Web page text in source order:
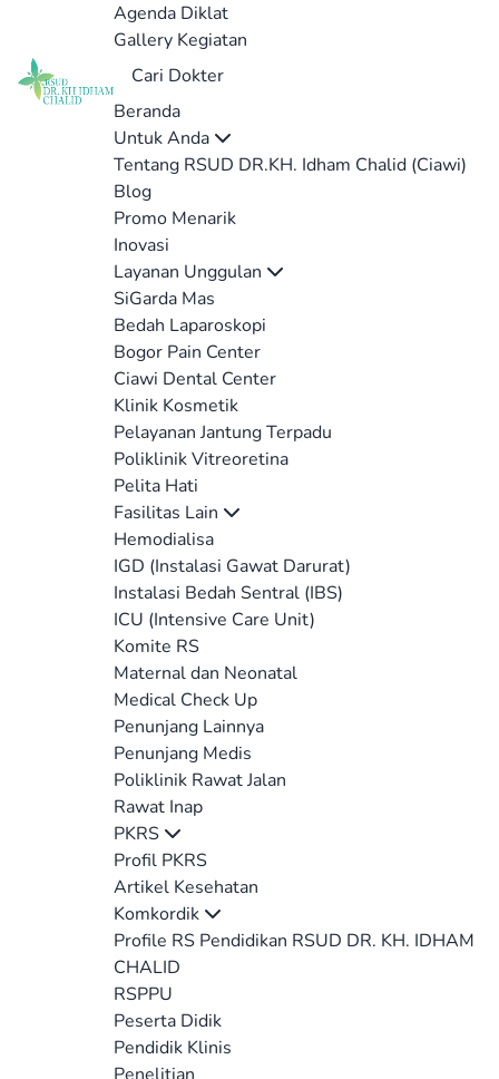
Agenda Diklat
Gallery Kegiatan
Cari Dokter
Beranda
Untuk Anda
Tentang RSUD DR.KH. Idham Chalid (Ciawi)
Blog
Promo Menarik
Inovasi
Layanan Unggulan
SiGarda Mas
Bedah Laparoskopi
Bogor Pain Center
Ciawi Dental Center
Klinik Kosmetik
Pelayanan Jantung Terpadu
Poliklinik Vitreoretina
Pelita Hati
Fasilitas Lain
Hemodialisa
IGD (Instalasi Gawat Darurat)
Instalasi Bedah Sentral (IBS)
ICU (Intensive Care Unit)
Komite RS
Maternal dan Neonatal
Medical Check Up
Penunjang Lainnya
Penunjang Medis
Poliklinik Rawat Jalan
Rawat Inap
PKRS
Profil PKRS
Artikel Kesehatan
Komkordik
Profile RS Pendidikan RSUD DR. KH. IDHAM
CHALID
RSPPU
Peserta Didik
Pendidik Klinis